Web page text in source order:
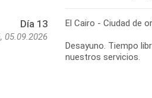
Día 13
05.09.2026
El Cairo - Ciudad de
Desayuno. Tiempo
nuestros servicios.